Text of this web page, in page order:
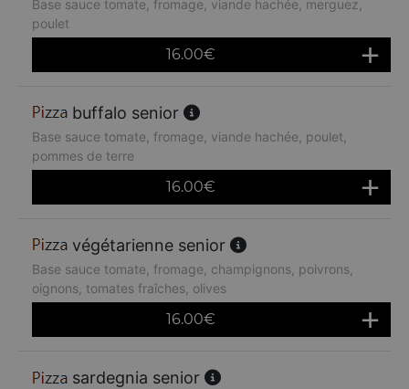
Base sauce tomate, fromage, viande hachée, merguez,
poulet
16.00€
buffalo senior
Base sauce tomate, fromage, viande hachée, poulet,
pommes de terre
16.00€
végétarienne senior
Base sauce tomate, fromage, champignons, poivrons,
oignons, tomates fraîches, olives
16.00€
sardegnia senior